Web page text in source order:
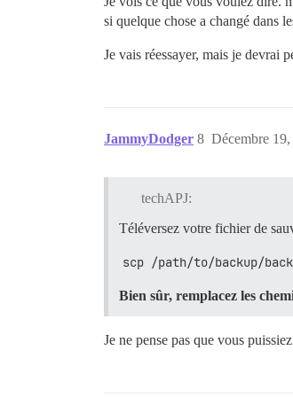
si quelque chose a changé dans
Je vais réessayer, mais je devrai
JammyDodger Décembre
8
techAPJ:
Téléversez votre fichier de
scp /path/to/backup/
Bien sûr, remplacez les
Je ne pense pas que vous